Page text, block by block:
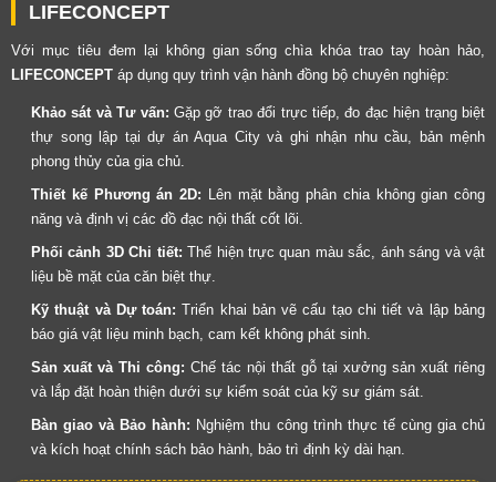
LIFECONCEPT
Với mục tiêu đem lại không gian sống chìa khóa trao tay hoàn hảo,
LIFECONCEPT áp dụng quy trình vận hành đồng bộ chuyên nghiệp:
Khảo sát và Tư vấn: Gặp gỡ trao đổi trực tiếp, đo đạc hiện trạng biệt
thự song lập tại dự án Aqua City và ghi nhận nhu cầu, bản mệnh
phong thủy của gia chủ.
Thiết kế Phương án 2D: Lên mặt bằng phân chia không gian công
năng và định vị các đồ đạc nội thất cốt lõi.
Phối cảnh 3D Chi tiết: Thể hiện trực quan màu sắc, ánh sáng và vật
liệu bề mặt của căn biệt thự.
Kỹ thuật và Dự toán: Triển khai bản vẽ cấu tạo chi tiết và lập bảng
báo giá vật liệu minh bạch, cam kết không phát sinh.
Sản xuất và Thi công: Chế tác nội thất gỗ tại xưởng sản xuất riêng
và lắp đặt hoàn thiện dưới sự kiểm soát của kỹ sư giám sát.
Bàn giao và Bảo hành: Nghiệm thu công trình thực tế cùng gia chủ
và kích hoạt chính sách bảo hành, bảo trì định kỳ dài hạn.